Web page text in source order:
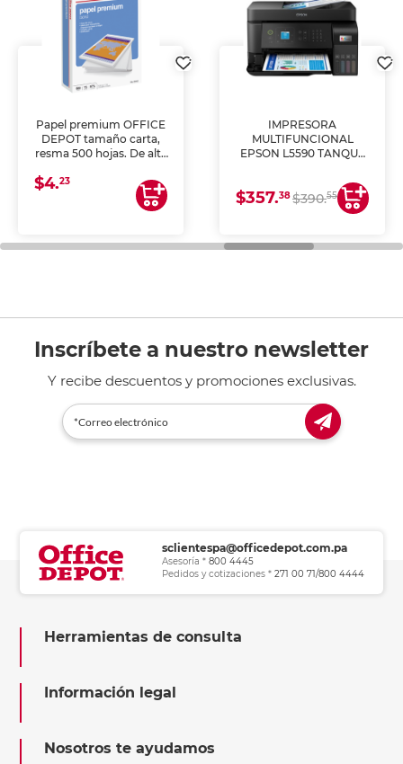
Papel premium OFFICE
DEPOT tamaño carta,
resma 500 hojas. De alta
uniforme, ideal para
impresoras de inyección
de tinta y láser,
general de oficina.
$4.23
IMPRESORA
MULTIFUNCIONAL
EPSON L5590 TANQUE
COPIA Y ESCANEA)
$357.38$390.55
Inscríbete a nuestro newsletter
Y recibe descuentos y promociones exclusivas.
sclientespa@officedepot.com.pa
Asesoría * 800 4445
Pedidos y cotizaciones * 271 00 71/800 4444
Herramientas de consulta
Información legal
Nosotros te ayudamos